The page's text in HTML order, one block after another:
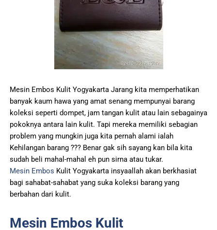
Mesin Embos Kulit Yogyakarta Jarang kita memperhatikan
banyak kaum hawa yang amat senang mempunyai barang
koleksi seperti dompet, jam tangan kulit atau lain sebagainya
pokoknya antara lain kulit. Tapi mereka memiliki sebagian
problem yang mungkin juga kita pernah alami ialah
Kehilangan barang ??? Benar gak sih sayang kan bila kita
sudah beli mahal-mahal eh pun sirna atau tukar.
Mesin Embos Kulit Yogyakarta insyaallah akan berkhasiat
bagi sahabat-sahabat yang suka koleksi barang yang
berbahan dari kulit.
Mesin Embos Kulit